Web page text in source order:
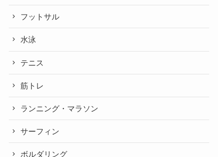
フットサル
水泳
テニス
筋トレ
ランニング・マラソン
サーフィン
ボルダリング